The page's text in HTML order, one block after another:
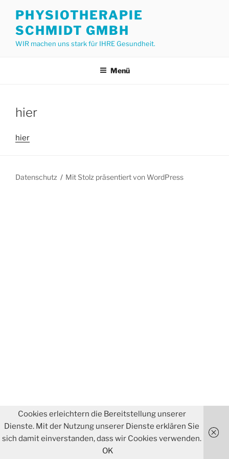
Inhalt
springen
PHYSIOTHERAPIE
SCHMIDT GMBH
WIR machen uns stark für IHRE Gesundheit.
Menü
hier
hier
Datenschutz Mit Stolz präsentiert von WordPress
Cookies erleichtern die Bereitstellung unserer
Dienste. Mit der Nutzung unserer Dienste erklären Sie
sich damit einverstanden, dass wir Cookies verwenden.
OK